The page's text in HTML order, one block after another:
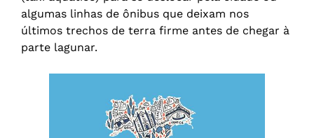
algumas linhas de ônibus que deixam nos
últimos trechos de terra firme antes de chegar à
parte lagunar.